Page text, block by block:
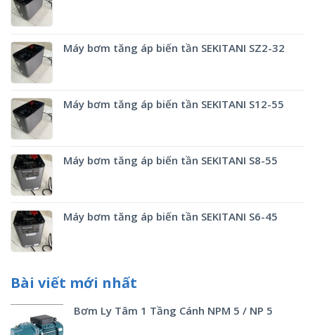
Máy bơm tăng áp biến tần SEKITANI SZ2-32
Máy bơm tăng áp biến tần SEKITANI S12-55
Máy bơm tăng áp biến tần SEKITANI S8-55
Máy bơm tăng áp biến tần SEKITANI S6-45
Bài viết mới nhất
Bơm Ly Tâm 1 Tầng Cánh NPM 5 / NP 5